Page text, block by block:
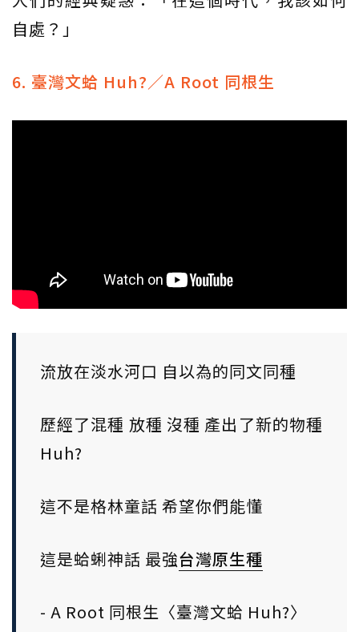
自處？」
6. 臺灣文蛤 Huh?／A Root 同根生
流放在淡水河口 自以為的同文同種
歷經了混種 放種 沒種 產出了新的物種
Huh?
這不是格林童話 希望你們能懂
這是蛤蜊神話 最強台灣原生種
- A Root 同根生〈臺灣文蛤 Huh?〉